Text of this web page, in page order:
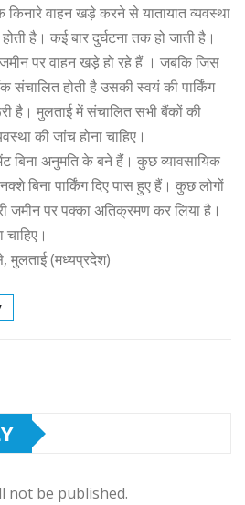
वाहन खड़े करने से यातायात व्यवस्था
होती है। कई बार दुर्घटना तक हो जाती है।
पर वाहन खड़े हो रहे हैं । जबकि जिस
संचालित होती है उसकी स्वयं की पार्किंग
है। मुलताई में संचालित सभी बैंकों की
की जांच होना चाहिए।
बिना अनुमति के बने हैं। कुछ व्यावसायिक
बिना पार्किंग दिए पास हुए हैं। कुछ लोगों
जमीन पर पक्का अतिक्रमण कर लिया है।
चाहिए।
मुलताई (मध्यप्रदेश)
not be published.